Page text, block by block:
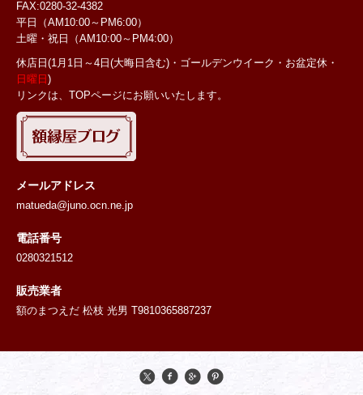
FAX:0280-32-4382
平日（AM10:00～PM6:00）
土曜・祝日
（AM10:00～PM4:00）
休店日(1月1日～4日(大晦日含む)・ゴールデンウイーク・お盆定休・
日曜日 )
リンクは、TOPページにお願いいたします。
メールアドレス
matueda@juno.ocn.ne.jp
電話番号
0280321512
販売業者
額のまつえだ 松枝 光男 T9810365887237